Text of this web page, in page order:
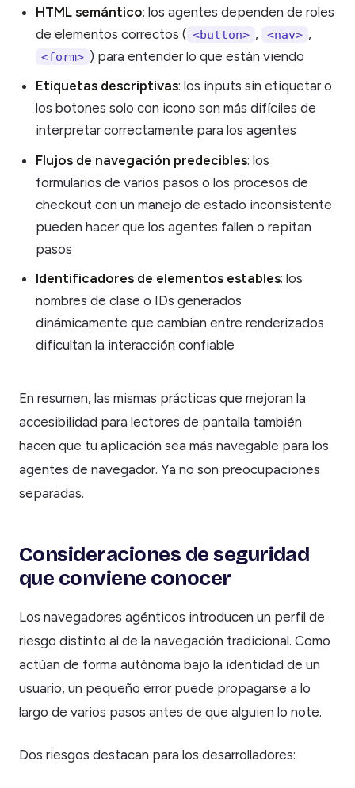
HTML semántico: los agentes dependen de roles
de elementos correctos ( <button> , <nav> ,
<form> ) para entender lo que están viendo
Etiquetas descriptivas: los inputs sin etiquetar o
los botones solo con icono son más difíciles de
interpretar correctamente para los agentes
Flujos de navegación predecibles: los
formularios de varios pasos o los procesos de
checkout con un manejo de estado inconsistente
pueden hacer que los agentes fallen o repitan
pasos
Identificadores de elementos estables: los
nombres de clase o IDs generados
dinámicamente que cambian entre renderizados
dificultan la interacción confiable
En resumen, las mismas prácticas que mejoran la
accesibilidad para lectores de pantalla también
hacen que tu aplicación sea más navegable para los
agentes de navegador. Ya no son preocupaciones
separadas.
Consideraciones de seguridad
que conviene conocer
Los navegadores agénticos introducen un perfil de
riesgo distinto al de la navegación tradicional. Como
actúan de forma autónoma bajo la identidad de un
usuario, un pequeño error puede propagarse a lo
largo de varios pasos antes de que alguien lo note.
Dos riesgos destacan para los desarrolladores: